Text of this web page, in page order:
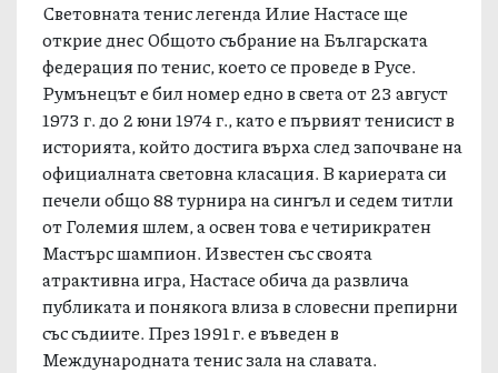
Световната тенис легенда Илие Настасе ще
открие днес Общото събрание на Българската
федерация по тенис, което се проведе в Русе.
Румънецът е бил номер едно в света от 23 август
1973 г. до 2 юни 1974 г., като е първият тенисист в
историята, който достига върха след започване на
официалната световна класация. В кариерата си
печели общо 88 турнира на сингъл и седем титли
от Големия шлем, а освен това е четирикратен
Мастърс шампион. Известен със своята
атрактивна игра, Настасе обича да развлича
публиката и понякога влиза в словесни препирни
със съдиите. През 1991 г. е въведен в
Международната тенис зала на славата.